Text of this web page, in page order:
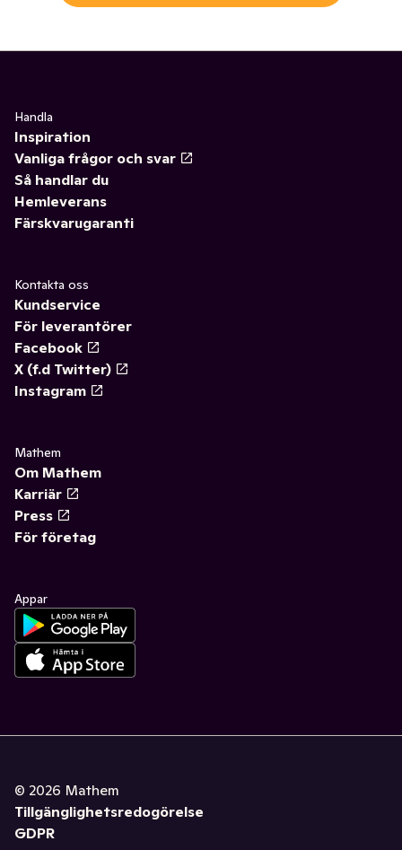
Handla
Inspiration
Vanliga frågor och svar
Så handlar du
Hemleverans
Färskvarugaranti
Kontakta oss
Kundservice
För leverantörer
Facebook
X (f.d Twitter)
Instagram
Mathem
Om Mathem
Karriär
Press
För företag
Appar
© 2026 Mathem
Tillgänglighetsredogörelse
GDPR